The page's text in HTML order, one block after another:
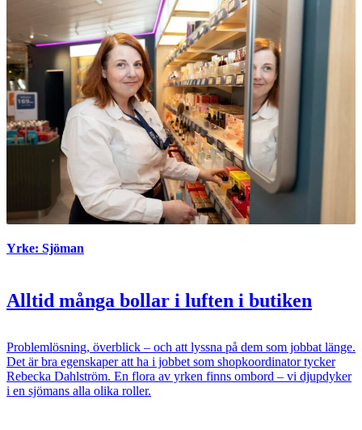
Yrke: Sjöman
Alltid många bollar i luften i butiken
Problemlösning, överblick – och att lyssna på dem som jobbat länge.
Det är bra egenskaper att ha i jobbet som shopkoordinator tycker
Rebecka Dahlström. En flora av yrken finns ombord – vi djupdyker
i en sjömans alla olika roller.